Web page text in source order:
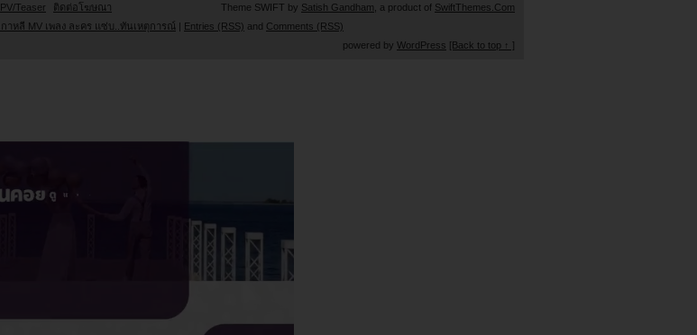
Teaser ติดต่อโฆษณา Theme SWIFT by Satish Gandham , a product of SwiftThemes.Com
าหลี MV เพลง ละคร แซ่บ..ทันเหตุการณ์ | Entries (RSS) and Comments (RSS)
powered by WordPress [Back to top ↑ ]